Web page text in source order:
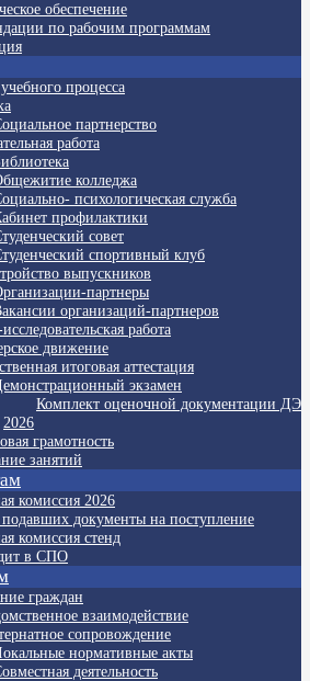
обеспечение
по рабочим программам
процесса
партнерство
работа
колледжа
психологическая служба
профилактики
совет
спортивный клуб
выпускников
партнеры
организаций-партнеров
работа
движение
итоговая аттестация
экзамен
Комплект оценочной документации ДЭ
2026
грамотность
занятий
комиссия 2026
документы на поступление
комиссия стенд
в СПО
граждан
взаимодействие
сопровождение
нормативные акты
деятельность